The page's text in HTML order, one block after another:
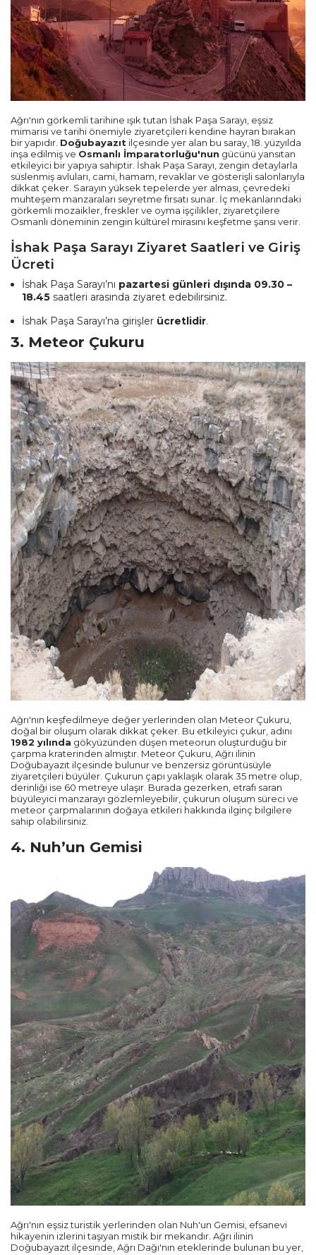
Ağrı'nın görkemli tarihine ışık tutan İshak Paşa Sarayı, eşsiz
mimarisi ve tarihi önemiyle ziyaretçileri kendine hayran bırakan
bir yapıdır. Doğubayazıt ilçesinde yer alan bu saray, 18. yüzyılda
inşa edilmiş ve Osmanlı İmparatorluğu'nun gücünü yansıtan
etkileyici bir yapıya sahiptir. İshak Paşa Sarayı, zengin detaylarla
süslenmiş avluları, cami, hamam, revaklar ve gösterişli salonlarıyla
dikkat çeker. Sarayın yüksek tepelerde yer alması, çevredeki
muhteşem manzaraları seyretme fırsatı sunar. İç mekanlarındaki
görkemli mozaikler, freskler ve oyma işçilikler, ziyaretçilere
Osmanlı döneminin zengin kültürel mirasını keşfetme şansı verir.
İshak Paşa Sarayı Ziyaret Saatleri ve Giriş
Ücreti
İshak Paşa Sarayı’nı pazartesi günleri dışında 09.30 –
18.45 saatleri arasında ziyaret edebilirsiniz.
İshak Paşa Sarayı’na girişler ücretlidir.
3. Meteor Çukuru
Ağrı'nın keşfedilmeye değer yerlerinden olan Meteor Çukuru,
doğal bir oluşum olarak dikkat çeker. Bu etkileyici çukur, adını
1982 yılında gökyüzünden düşen meteorun oluşturduğu bir
çarpma kraterinden almıştır. Meteor Çukuru, Ağrı ilinin
Doğubayazıt ilçesinde bulunur ve benzersiz görüntüsüyle
ziyaretçileri büyüler. Çukurun çapı yaklaşık olarak 35 metre olup,
derinliği ise 60 metreye ulaşır. Burada gezerken, etrafı saran
büyüleyici manzarayı gözlemleyebilir, çukurun oluşum süreci ve
meteor çarpmalarının doğaya etkileri hakkında ilginç bilgilere
sahip olabilirsiniz.
4. Nuh’un Gemisi
Ağrı'nın eşsiz turistik yerlerinden olan Nuh'un Gemisi, efsanevi
hikayenin izlerini taşıyan mistik bir mekandır. Ağrı ilinin
Doğubayazıt ilçesinde, Ağrı Dağı'nın eteklerinde bulunan bu yer,